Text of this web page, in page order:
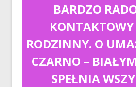
BARDZO
RODZINNY. O
CZARNO –
SPEŁNIA